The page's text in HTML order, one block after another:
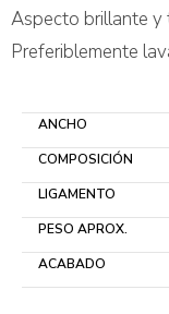
Aspecto brillante y
Preferiblemente
ANCHO
COMPOSICIÓN
LIGAMENTO
PESO APROX.
ACABADO